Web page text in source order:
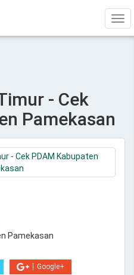
- Cek
Pamekasan
Pamekasan
Google+